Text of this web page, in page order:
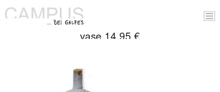
vase 14,95 €